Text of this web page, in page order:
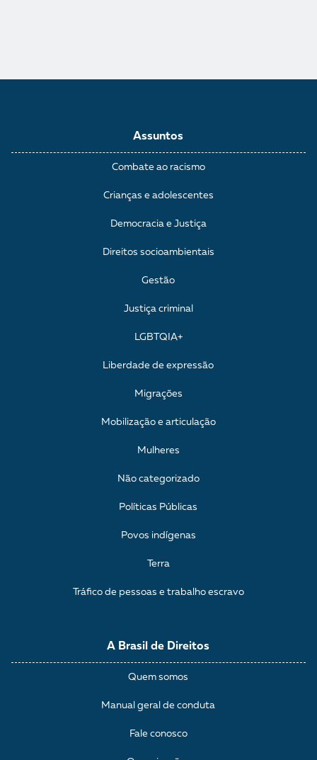
A Brasil de Direitos
Quem somos
Manual geral de conduta
Fale conosco
Assuntos
Combate ao racismo
Crianças e adolescentes
Democracia e Justiça
Direitos socioambientais
Gestão
Justiça criminal
LGBTQIA+
Liberdade de expressão
Migrações
Mobilização e articulação
Mulheres
Não categorizado
Políticas Públicas
Povos indígenas
Terra
Tráfico de pessoas e trabalho escravo